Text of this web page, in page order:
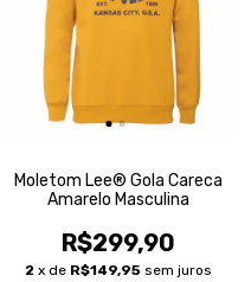
Moletom Lee® Gola Careca
Amarelo Masculina
R$299,90
2 x de R$149,95 sem juros